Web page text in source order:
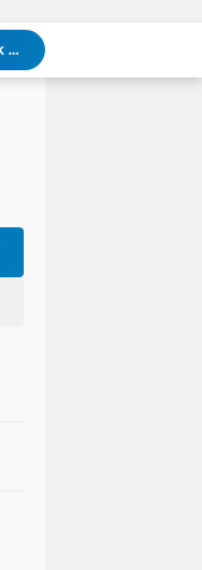
Polsek Kandis dan Petani Bersinergi, Jaga Jagung Tetap Tumbuh untuk Ketahanan Pangan